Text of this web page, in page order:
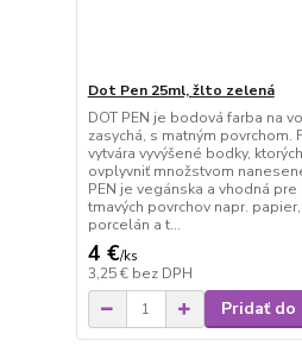
Dot Pen 25ml, žlto zelená
DOT PEN je bodová farba na
zasychá, s matným povrchom.
vytvára vyvýšené bodky,
ovplyvniť množstvom
PEN je vegánska a vhodná
tmavých povrchov napr.
porcelán a t...
4 €/ks
3,25 € bez DPH
Pridať do